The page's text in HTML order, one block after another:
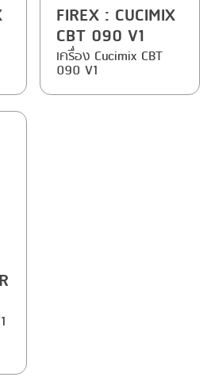
FIREX : CUCIMIX
CBT 090 V1
เครื่อง Cucimix CBT
090 V1